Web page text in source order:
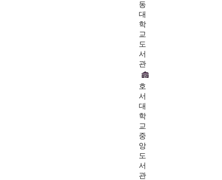
동
대
학
교
도
서
관
호
서
대
학
교
중
앙
도
서
관